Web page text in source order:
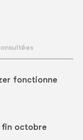
fonctionne
fin octobre